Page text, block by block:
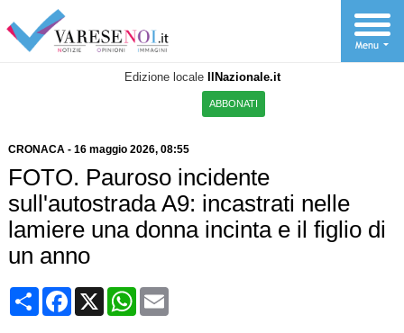
Edizione locale IlNazionale.it
ABBONATI
CRONACA- 16 maggio 2026, 08:55
FOTO. Pauroso incidente
sull'autostrada A9: incastrati nelle
lamiere una donna incinta e il figlio di
un anno
CondividiFacebook
X WhatsApp
Email